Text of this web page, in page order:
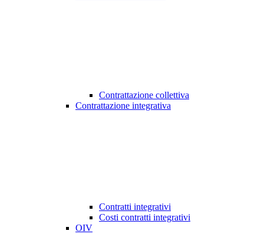
Contrattazione collettiva
Contrattazione integrativa
Contratti integrativi
Costi contratti integrativi
OIV